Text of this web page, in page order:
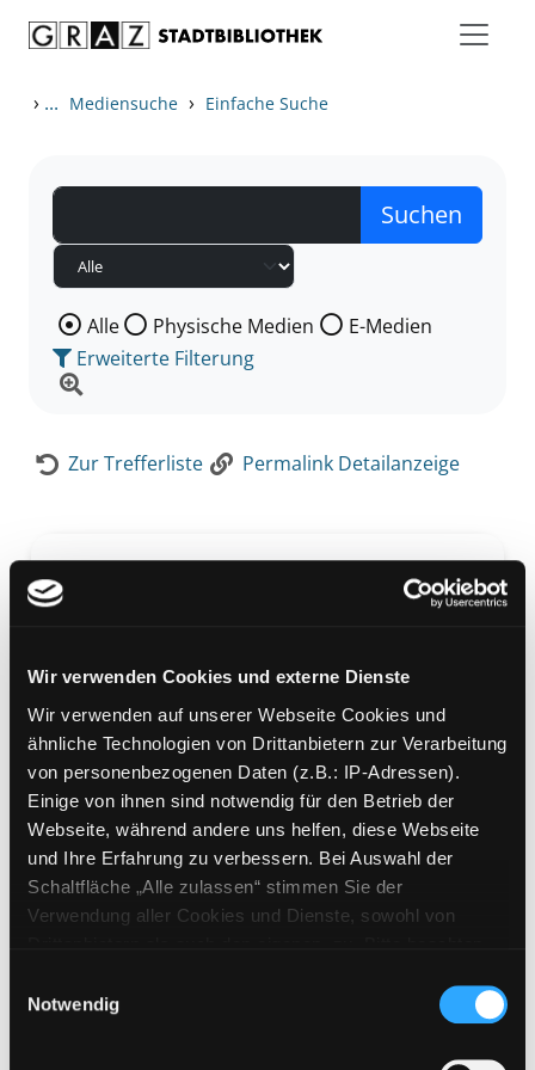
Wir verwenden Cookies und externe Dienste
Wir verwenden auf unserer Webseite Cookies und
ähnliche Technologien von Drittanbietern zur Verarbeitung
von personenbezogenen Daten (z.B.: IP-Adressen).
Einige von ihnen sind notwendig für den Betrieb der
Webseite, während andere uns helfen, diese Webseite
und Ihre Erfahrung zu verbessern. Bei Auswahl der
Schaltfläche „Alle zulassen“ stimmen Sie der
Verwendung aller Cookies und Dienste, sowohl von
Cookies von Drittanbietern, eine Verarbeitung in
unsicheren Drittländern (Länder außerhalb des EWR
ohne adäquates Datenschutzniveau) stattfinden kann. In
Notwendig
› ... Mediensuche › Einfache Suche
Wählen Sie die Medienart nach der Sie suchen wollen.
Alle Physische Medien
E-Medien
Erweiterte Filterung
Zur Trefferliste Permalink Detailanzeige
Warrior Cats - Staffel 6
Vision von Schatten
Mediengruppe:Kinderbuch
Verfasser:Hunter, Erin
Mehr Informationen ein-/ausblenden
Bände